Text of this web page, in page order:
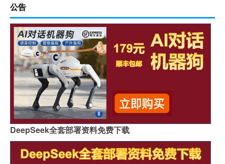
公告
DeepSeek全套部署资料免费下载